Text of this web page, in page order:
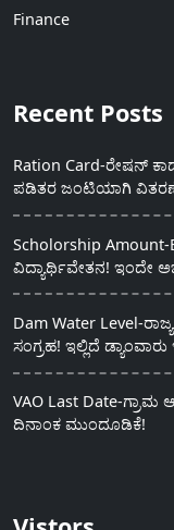
Finance
Recent Posts
Ration Card-ರೇಷನ್
ಪಡಿತರ ಜಂಟಿಯಾಗಿ
Scholorship Amount-
ವಿದ್ಯಾರ್ಥಿವೇತನ! ಇಂದೇ
Dam Water Level-
ಸಂಗ್ರಹ! ಇಲ್ಲಿದೆ
VAO Last Date-
ದಿನಾಂಕ ಮುಂದೂಡಿಕೆ!